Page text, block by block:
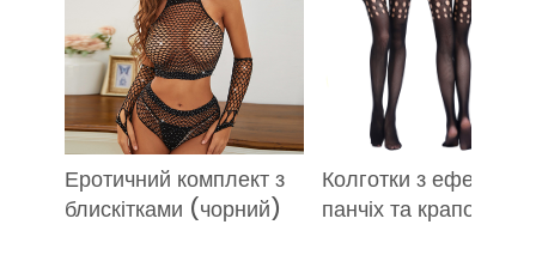
Еротичний комплект з
блискітками (чорний)
Колготки з ефектом
панчіх та крапочками